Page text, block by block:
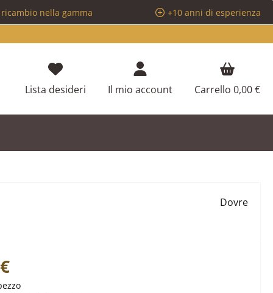
nella gamma +10 anni di esperienza
Lista desideri Hai 0 articoli nella lista dei desideri
Il mio account Carrello 0,00 €
Dovre